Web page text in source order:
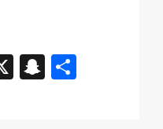
X
S